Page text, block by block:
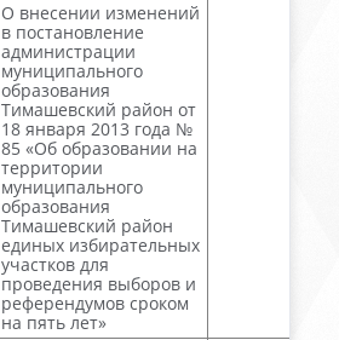
О внесении изменений
в постановление
администрации
муниципального
образования
Тимашевский район от
18 января 2013 года №
85 «Об образовании на
территории
муниципального
образования
Тимашевский район
единых избирательных
участков для
проведения выборов и
референдумов сроком
на пять лет»